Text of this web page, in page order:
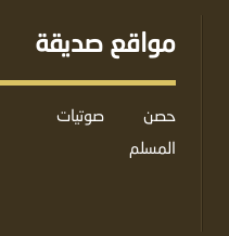
مواقع صديقة
حصن
المسلم
صوتيات